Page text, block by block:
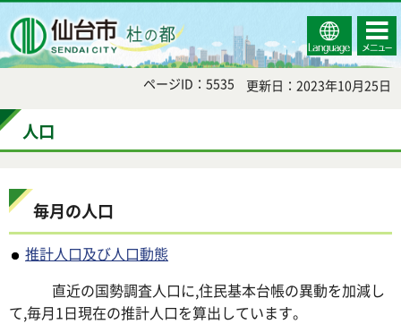
Select
Language
コンテ
ンツメ
ニュー
ページID：5535 更新日：2023年10月25日
人口
毎月の人口
推計人口及び人口動態
直近の国勢調査人口に,住民基本台帳の異動を加減し
て,毎月1日現在の推計人口を算出しています。